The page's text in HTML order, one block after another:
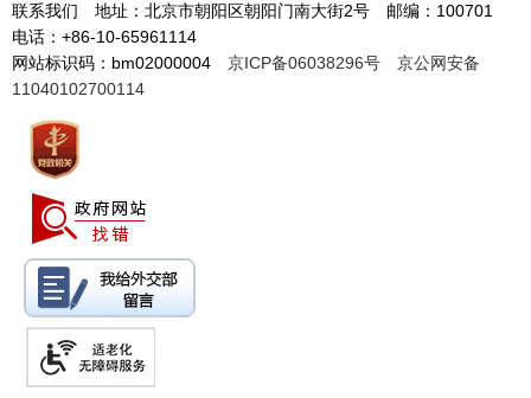
联系我们 地址：北京市朝阳区朝阳门南大街2号 邮编：100701
电话：+86-10-65961114
网站标识码：bm02000004 京ICP备06038296号
京公网安备
11040102700114